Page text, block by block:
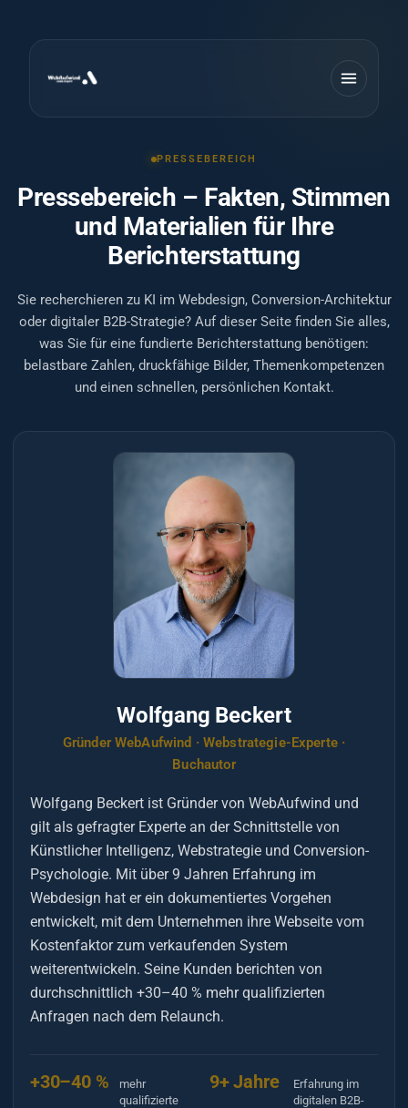
PRESSEBEREICH
Pressebereich – Fakten, Stimmen
und Materialien für Ihre
Berichterstattung
Sie recherchieren zu KI im Webdesign, Conversion-Architektur
oder digitaler B2B-Strategie? Auf dieser Seite finden Sie alles,
was Sie für eine fundierte Berichterstattung benötigen:
belastbare Zahlen, druckfähige Bilder, Themenkompetenzen
und einen schnellen, persönlichen Kontakt.
Wolfgang Beckert
Gründer WebAufwind · Webstrategie-Experte ·
Buchautor
Wolfgang Beckert ist Gründer von WebAufwind und
gilt als gefragter Experte an der Schnittstelle von
Künstlicher Intelligenz, Webstrategie und Conversion-
Psychologie. Mit über 9 Jahren Erfahrung im
Webdesign hat er ein dokumentiertes Vorgehen
entwickelt, mit dem Unternehmen ihre Webseite vom
Kostenfaktor zum verkaufenden System
weiterentwickeln. Seine Kunden berichten von
durchschnittlich +30–40 % mehr qualifizierten
Anfragen nach dem Relaunch.
+30–40 %
mehr
qualifizierte
9+ Jahre
Erfahrung im
digitalen B2B-